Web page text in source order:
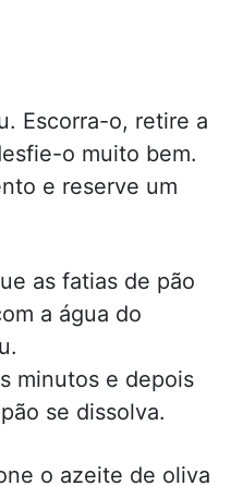
Escorra-o, retire a
o muito bem.
e reserve um
as fatias de pão
a água do
minutos e depois
se dissolva.
o azeite de oliva